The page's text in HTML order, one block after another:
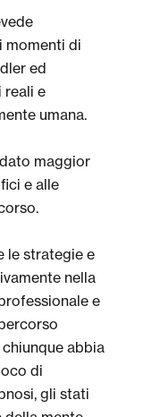
momenti di
ed
reali e
umana.
maggior
e alle
le strategie e
nella
e
abbia
di
gli stati